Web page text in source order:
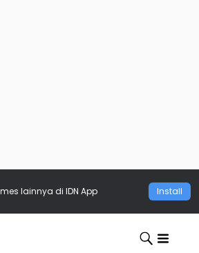
lainnya di IDN App Install